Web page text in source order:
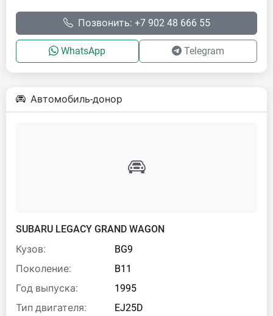
Позвонить: +7 902 48 666 55
WhatsApp Telegram
Автомобиль-донор
SUBARU LEGACY GRAND WAGON
Кузов:
BG9
Поколение:
B11
Год выпуска:
1995
Тип двигателя:
EJ25D